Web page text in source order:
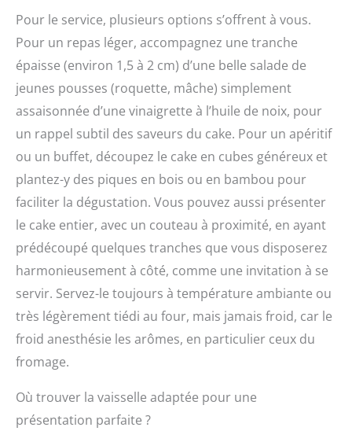
offrant un style raffiné et
moderne Il est
recommandé de séparer
la tête de la spatule du
manche avant de les
mettre au lave-vaisselle,
pour un nettoyage plus
efficace Silicone
alimentaire approuvé par
la FDA. Non toxique, sans
odeur, antiadhésif,
excellentes propriétés
d’absorption Résistant à
la chaleur et durable. Se
nettoie simplement avec
de l’eau chaude ou au
lave-vaisselle, pensez à
retirer le manche avant
de mettre la spatule au
lave-vaisselle La tête
utiliser la spatule pour
Pour le service, plusieurs options s’offrent à vous.
Pour un repas léger, accompagnez une tranche
épaisse (environ 1,5 à 2 cm) d’une belle salade de
jeunes pousses (roquette, mâche) simplement
assaisonnée d’une vinaigrette à l’huile de noix, pour
un rappel subtil des saveurs du cake. Pour un apéritif
ou un buffet, découpez le cake en cubes généreux et
plantez-y des piques en bois ou en bambou pour
faciliter la dégustation. Vous pouvez aussi présenter
le cake entier, avec un couteau à proximité, en ayant
prédécoupé quelques tranches que vous disposerez
harmonieusement à côté, comme une invitation à se
servir. Servez-le toujours à température ambiante ou
très légèrement tiédi au four, mais jamais froid, car le
froid anesthésie les arômes, en particulier ceux du
fromage.
Où trouver la vaisselle adaptée pour une
présentation parfaite ?